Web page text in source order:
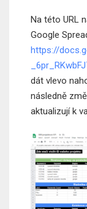
Na této URL
Google
https://
dát vlevo
následně
aktualizují k